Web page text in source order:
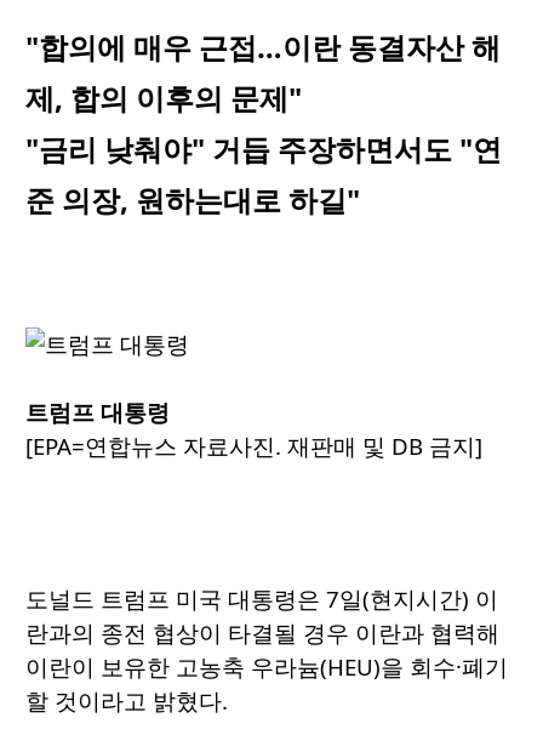
"합의에 매우 근접…이란 동결자산 해
제, 합의 이후의 문제"
"금리 낮춰야" 거듭 주장하면서도 "연
준 의장, 원하는대로 하길"
트럼프 대통령
[EPA=연합뉴스 자료사진. 재판매 및 DB 금지]
도널드 트럼프 미국 대통령은 7일(현지시간) 이
란과의 종전 협상이 타결될 경우 이란과 협력해
이란이 보유한 고농축 우라늄(HEU)을 회수·폐기
할 것이라고 밝혔다.